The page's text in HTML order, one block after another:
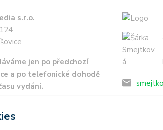
s.r.o.
jen po předchozí
a po telefonické dohodě
vydání.